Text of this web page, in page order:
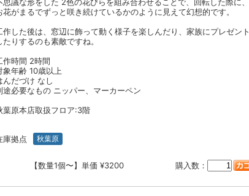
花がまるでずっと咲き続けているかのように見えて幻想的です。
作した後は、窓辺に飾って動く様子を楽しんだり、家族にプレゼント
たりするのも素敵ですね。
作時間 2時間
象年齢 10歳以上
んだづけ なし
途必要なもの ニッパー、マーカーペン
葉原本店取扱フロア:3階
庫拠点 秋葉原
【数量1個〜】単価 ¥3200 購入数：